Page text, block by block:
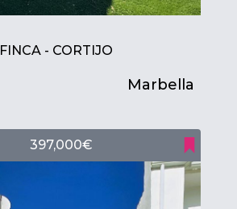
FINCA - CORTIJO
Marbella
397,000€